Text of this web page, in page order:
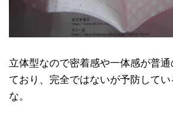
立体型なので密着感や一体感が普
ており、完全ではないが予防して
な。